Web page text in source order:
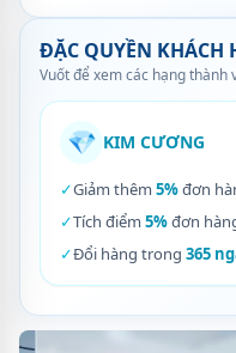
ĐẶC QUYỀN KHÁCH
Vuốt để xem các hạng thành
💎 KIM CƯƠNG
✓Giảm thêm 5%đơn
✓Tích điểm 5%đơn
✓Đổi hàng trong 365